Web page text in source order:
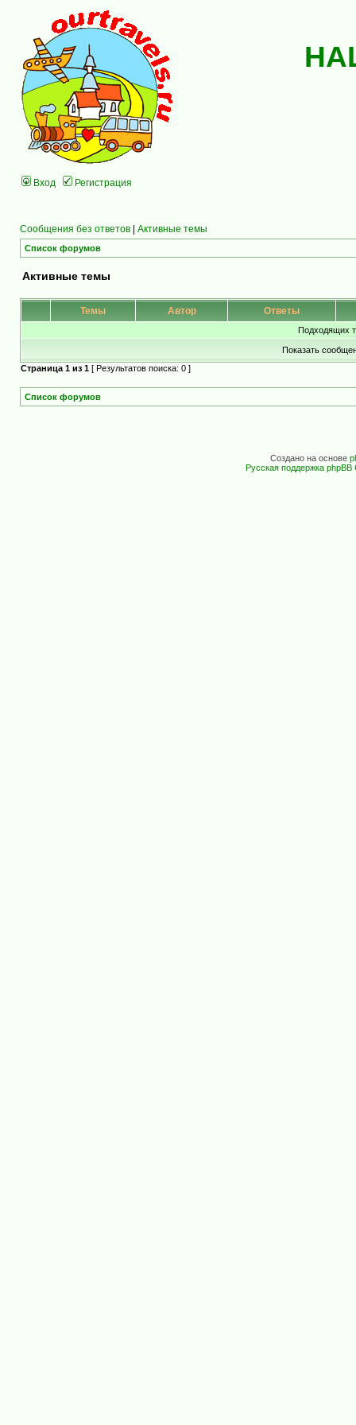
Вход Регистрация
Сообщения без ответов | Активные темы
Список форумов
Активные темы
Темы Автор Ответы
Подходящих
Показать
Страница 1 из 1 [ Результатов поиска: 0 ]
Список форумов
Создано на основе
Русская поддержка phpBB